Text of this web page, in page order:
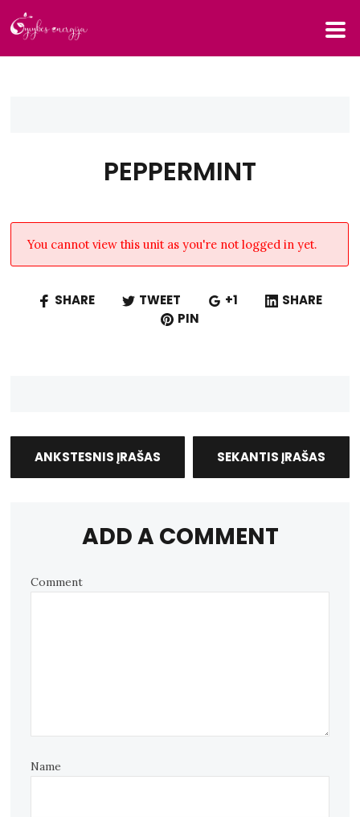
PEPPERMINT
You cannot view this unit as you're not logged in yet.
SHARE TWEET +1
SHARE
PIN
ANKSTESNIS ĮRAŠAS SEKANTIS ĮRAŠAS
ADD A COMMENT
Comment
Name